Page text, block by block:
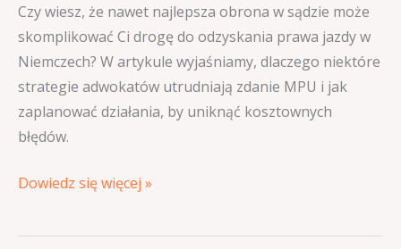
Czy wiesz, że nawet najlepsza obrona w sądzie może
skomplikować Ci drogę do odzyskania prawa jazdy w
Niemczech? W artykule wyjaśniamy, dlaczego niektóre
strategie adwokatów utrudniają zdanie MPU i jak
zaplanować działania, by uniknąć kosztownych
błędów.
Dowiedz się więcej »